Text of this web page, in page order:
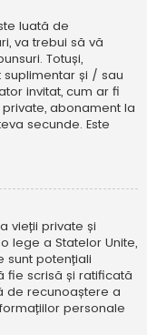
luată de
va trebui să vă
Totuși,
și / sau
invitat, cum ar fi
abonament la
secunde. Este
vieții private și
lege a Statelor Unite,
sunt potențiali
fie scrisă și ratificată
de recunoaștere a
personale